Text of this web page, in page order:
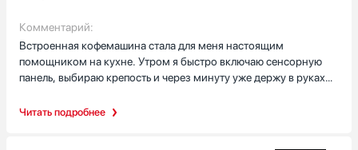
Читать подробнее
Комментарий:
Встроенная кофемашина стала для меня настоящим
помощником на кухне. Утром я быстро включаю сенсорную
панель, выбираю крепость и через минуту уже держу в руках
удобно сразу готовить две чашки — никто не ждёт в очереди!